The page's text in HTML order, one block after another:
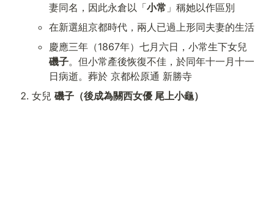
妻同名，因此永倉以「小常 」稱她以作區別
在新選組京都時代，兩人已過上形同夫妻的生活
磯子。但小常產後恢復不佳，於同年十一月十一
日病逝。葬於 京都松原通 新勝寺
女兒 磯子（後成為關西女優 尾上小龜）